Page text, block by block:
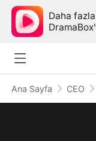
Daha
Ana Sayfa CEO